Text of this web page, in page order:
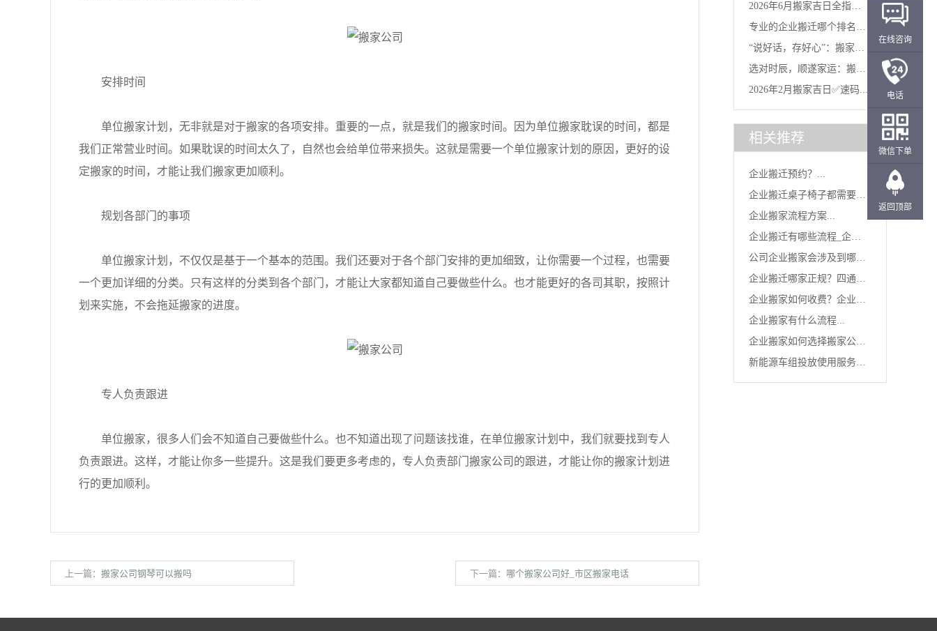
安排时间
单位搬家计划，无非就是对于搬家的各项安排。重要的一点，就是我们的搬家时间。因为单位搬家耽误的时间，都是
我们正常营业时间。如果耽误的时间太久了，自然也会给单位带来损失。这就是需要一个单位搬家计划的原因，更好的设
定搬家的时间，才能让我们搬家更加顺利。
规划各部门的事项
单位搬家计划，不仅仅是基于一个基本的范围。我们还要对于各个部门安排的更加细致，让你需要一个过程，也需要
一个更加详细的分类。只有这样的分类到各个部门，才能让大家都知道自己要做些什么。也才能更好的各司其职，按照计
划来实施，不会拖延搬家的进度。
专人负责跟进
单位搬家，很多人们会不知道自己要做些什么。也不知道出现了问题该找谁，在单位搬家计划中，我们就要找到专人
负责跟进。这样，才能让你多一些提升。这是我们要更多考虑的，专人负责部门搬家公司的跟进，才能让你的搬家计划进
行的更加顺利。
上一篇： 搬家公司钢琴可以搬吗 下一篇： 哪个搬家公司好_市区搬家电话
2026年6月搬家吉日全指
专业的企业搬迁哪个排名
“说好话，存好心”：搬家当
选对时辰，顺遂家运：搬家
2026年2月搬家吉日✅速码...
相关推荐
企业搬迁预约？...
企业搬迁桌子椅子都需要进
企业搬家流程方案...
企业搬迁有哪些流程_企业
公司企业搬家会涉及到哪些
企业搬迁哪家正规？四通企
企业搬家如何收费？企业单
企业搬家有什么流程...
企业搬家如何选择搬家公
新能源车组投放使用服务
在线咨询
电话
微信下单
返回顶部